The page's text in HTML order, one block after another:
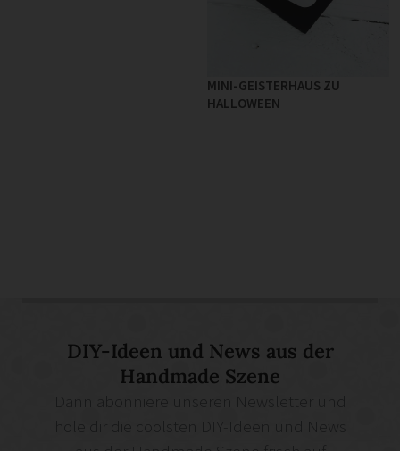
MINI-GEISTERHAUS ZU
HALLOWEEN
DIY-Ideen und News aus der
Handmade Szene